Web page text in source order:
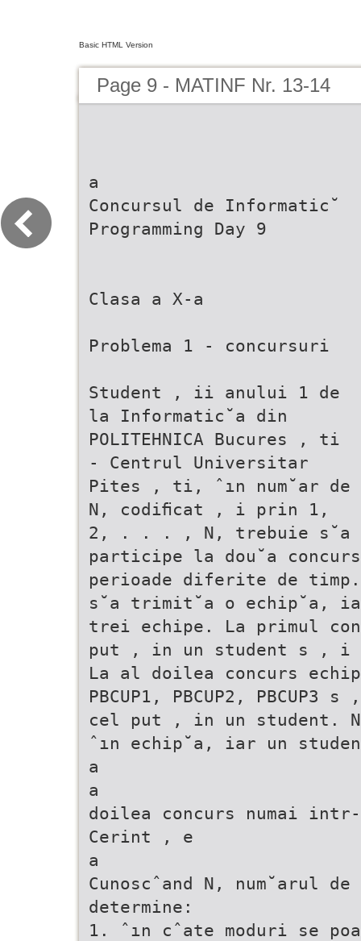
Basic HTML Version
Page 9 - MATINF Nr. 13-14
a
Concursul de Informatic˘
Programming Day 9
Clasa a X-a
Problema 1 - concursuri
Student , ii anului 1 de
la Informatic˘a din
POLITEHNICA Bucures , ti
- Centrul Universitar
Pites , ti, ˆın num˘ar de
N, codiﬁcat , i prin 1,
2, . . . , N, trebuie s˘a
participe la dou˘a
perioade diferite de
s˘a trimit˘a o echip˘a,
trei echipe. La primul
put , in un student s , i
La al doilea concurs
PBCUP1, PBCUP2,
cel put , in un student.
ˆın echip˘a, iar un
a
a
doilea concurs numai
Cerint , e
a
Cunoscˆand N, num˘arul
determine:
1. ˆın cˆate moduri se